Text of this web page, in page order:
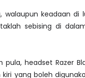
walaupun keadaan
sebising di
pula, headset Razer
kiri yang boleh